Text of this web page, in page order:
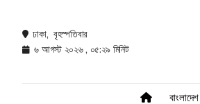
ঢাকা, বৃহস্পতিবার
৬ আগস্ট ২০২৬ , ০৫:২৯ মিনিট
বাংলাদেশ